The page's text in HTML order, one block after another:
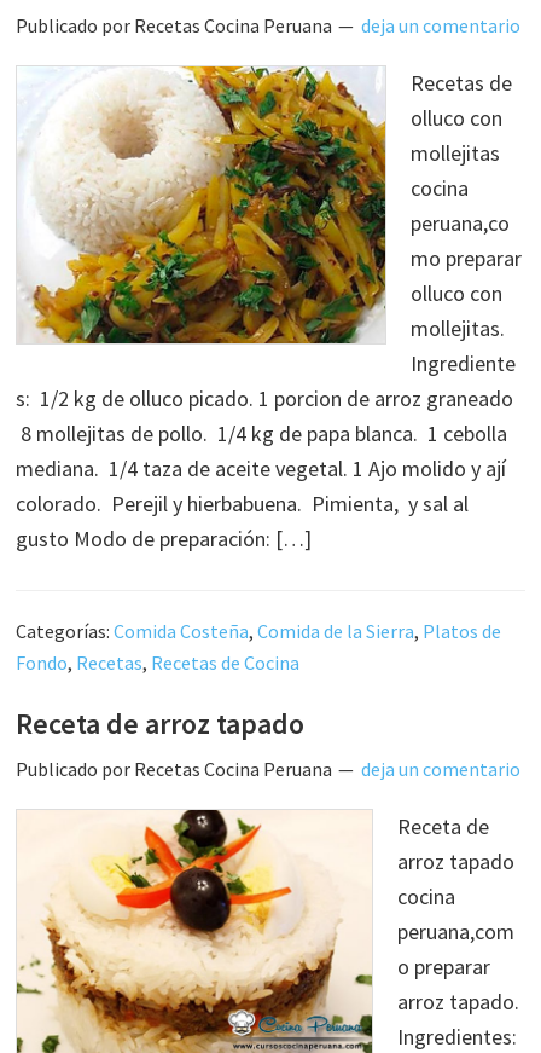
Publicado por Recetas Cocina Peruana deja un comentario
Recetas de
olluco con
mollejitas
cocina
peruana,co
mo preparar
olluco con
mollejitas.
Ingrediente
s: 1/2 kg de olluco picado. 1 porcion de arroz graneado
8 mollejitas de pollo. 1/4 kg de papa blanca. 1 cebolla
mediana. 1/4 taza de aceite vegetal. 1 Ajo molido y ají
colorado. Perejil y hierbabuena. Pimienta, y sal al
gusto Modo de preparación: […]
Categorías:Comida Costeña,Comida de la Sierra, Platos de
Fondo, Recetas, Recetas de Cocina
Receta de arroz tapado
Publicado por Recetas Cocina Peruana deja un comentario
Receta de
arroz tapado
cocina
peruana,com
o preparar
arroz tapado.
Ingredientes: